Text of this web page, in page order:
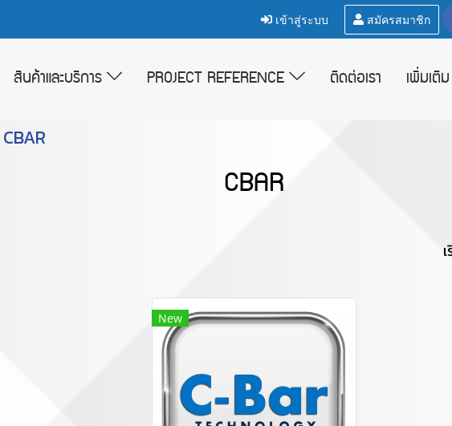
เข้าสู่ระบบ สมัครสมาชิก
สินค้าและบริการ PROJECT REFERENCE ติดต่อเรา เพิ่มเติม
CBAR
CBAR
New